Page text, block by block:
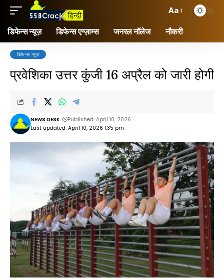
Aa
डिफेन्स न्यूज़ डिफेन्स एग्ज़ाम्स जनरल नॉलेज नौकरी
डिफेन्स न्यूज़
प्रवेशिका उत्तर कुंजी 16 अप्रैल को जारी होगी
Last updated: April 10, 2026 1:35 pm
NEWS DESK Published: April 10, 2026